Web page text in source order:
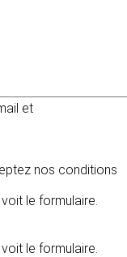
et
nos conditions
le formulaire.
le formulaire.